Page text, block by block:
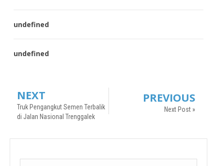
undefined
undefined
NEXT
Truk Pengangkut Semen Terbalik
di Jalan Nasional Trenggalek
PREVIOUS
Next Post »